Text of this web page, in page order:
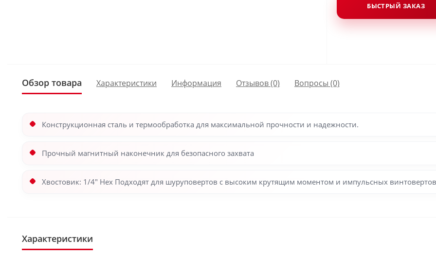
БЫСТРЫЙ ЗАКАЗ
Обзор товара Характеристики Информация Отзывов (0) Вопросы (0)
Конструкционная сталь и термообработка для максимальной прочности и надежности.
Прочный магнитный наконечник для безопасного захвата
Хвостовик: 1/4" Hex Подходят для шуруповертов с высоким крутящим моментом и импульсных
Характеристики